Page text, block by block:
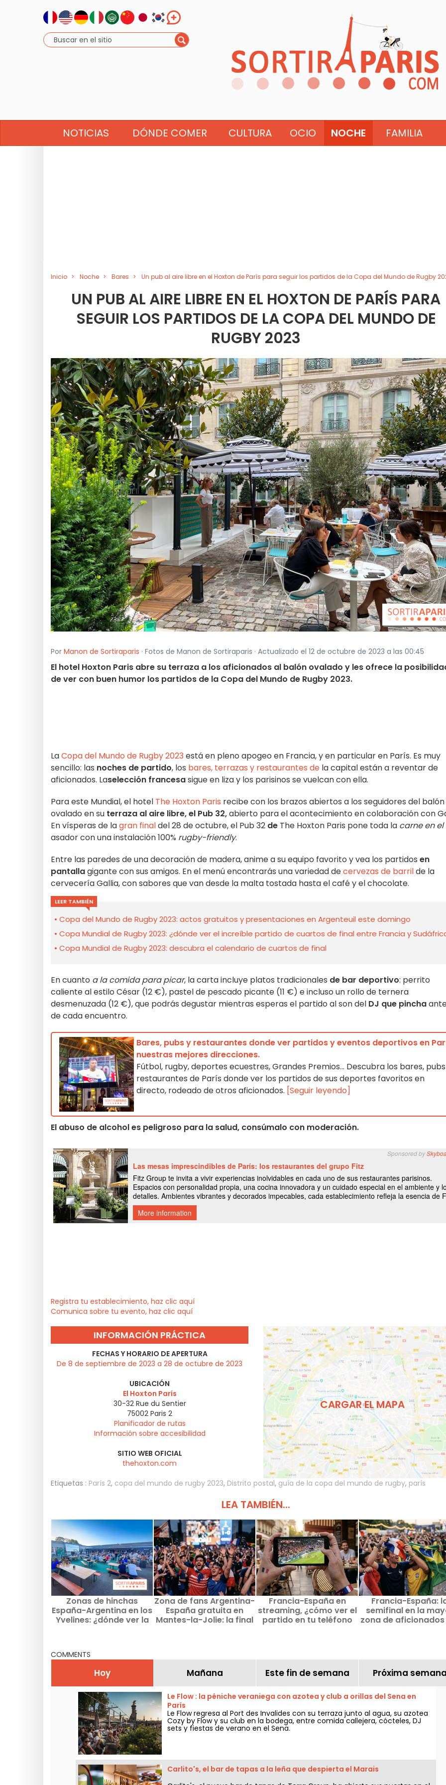
NOTICIAS DÓNDE COMER CULTURA OCIO NOCHE FAMILIA
Inicio Noche Bares Un pub al aire libre en el Hoxton de París para seguir los partidos de la Copa del Mundo de Rugby
UN PUB AL AIRE LIBRE EN EL HOXTON DE PARÍS PARA
SEGUIR LOS PARTIDOS DE LA COPA DEL MUNDO DE
RUGBY 2023
Por Manon de Sortiraparis · Fotos de Manon de Sortiraparis · Actualizado el 12 de octubre de 2023 a las 00:45
El hotel Hoxton Paris abre su terraza a los aficionados al balón ovalado y les ofrece la
de ver con buen humor los partidos de la Copa del Mundo de Rugby 2023.
LaCopa del Mundo de Rugby 2023 está en pleno apogeo en Francia, y en particular en París. Es muy
sencillo: las noches de partido, los bares, terrazas y restaurantes de la capital están a reventar de
aficionados. Laselección francesasigue en liza y los parisinos se vuelcan con ella.
Para este Mundial, el hotel The Hoxton Paris recibe con los brazos abiertos a los seguidores del balón
ovalado en su terraza al aire libre, el Pub 32,abierto para el acontecimiento en colaboración con
En vísperas de lagran finaldel 28 de octubre, el Pub 32 de The Hoxton Paris pone toda la carne en el
asador con una instalación 100% rugby-friendly.
Entre las paredes de una decoración de madera, anime a su equipo favorito y vea los partidos en
pantallagigante con sus amigos. En el menú encontrarás una variedad decervezas de barrilde la
cervecería Gallia, con sabores que van desde la malta tostada hasta el café y el chocolate.
LEER TAMBIÉN
Copa del Mundo de Rugby 2023: actos gratuitos y presentaciones en Argenteuil este domingo
Copa Mundial de Rugby 2023: ¿dónde ver el increíble partido de cuartos de final entre Francia y
Copa Mundial de Rugby 2023: descubra el calendario de cuartos de final
En cuanto a la comida para picar, la carta incluye platos tradicionales de bar deportivo: perrito
caliente al estilo César (12 €), pastel de pescado picante (11 €) e incluso un rollo de ternera
desmenuzada (12 €), que podrás degustar mientras esperas el partido al son del DJ que pincha
de cada encuentro.
Bares, pubs y restaurantes donde ver partidos y eventos deportivos en
nuestras mejores direcciones.
Fútbol, rugby, deportes ecuestres, Grandes Premios... Descubra los bares,
restaurantes de París donde ver los partidos de sus deportes favoritos en
directo, rodeado de otros aficionados. [Seguir leyendo]
El abuso de alcohol es peligroso para la salud, consúmalo con moderación.
Registra tu establecimiento, haz clic aquí
Comunica sobre tu evento, haz clic aquí
INFORMACIÓN PRÁCTICA
FECHAS Y HORARIO DE APERTURA
De 8 de septiembre de 2023 a 28 de octubre de 2023
UBICACIÓN
El Hoxton París
30-32 Rue du Sentier
75002 Paris 2
Planificador de rutas
Información sobre accesibilidad
SITIO WEB OFICIAL
thehoxton.com
CARGAR EL MAPA
Etiquetas : París 2, copa del mundo de rugby 2023, Distrito postal, guía de la copa del mundo de rugby, parís
LEA TAMBIÉN...
Zonas de hinchas
España-Argentina en los
Yvelines: ¿dónde ver la
Zona de fans Argentina-
España gratuita en
Mantes-la-Jolie: la final
Francia-España en
streaming, ¿cómo ver el
partido en tu teléfono
Francia-España:
semifinal en la
zona de
COMMENTS
Hoy Mañana Este fin de semana Próxima
Le Flow : la péniche veraniega con azotea y club a orillas del Sena en
París
Le Flow regresa al Port des Invalides con su terraza junto al agua, su azotea
Cozy by Flow y su club en la bodega, entre comida callejera, cócteles, DJ
sets y fiestas de verano en el Sena.
Carlito's, el bar de tapas a la leña que despierta el Marais